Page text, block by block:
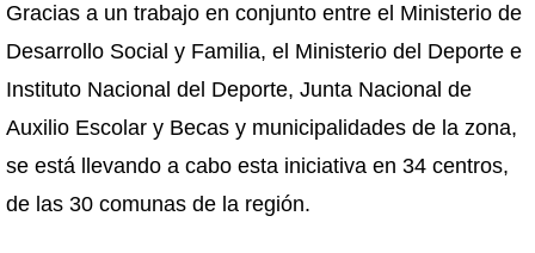
Gracias a un trabajo en conjunto entre el Ministerio de
Desarrollo Social y Familia, el Ministerio del Deporte e
Instituto Nacional del Deporte, Junta Nacional de
Auxilio Escolar y Becas y municipalidades de la zona,
se está llevando a cabo esta iniciativa en 34 centros,
de las 30 comunas de la región.